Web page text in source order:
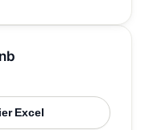
Excel